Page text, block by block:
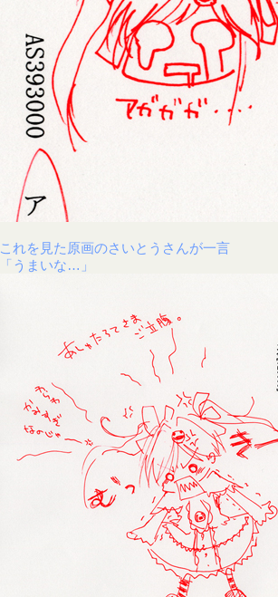
これを見た原画のさいとうさんが一言
「うまいな…」